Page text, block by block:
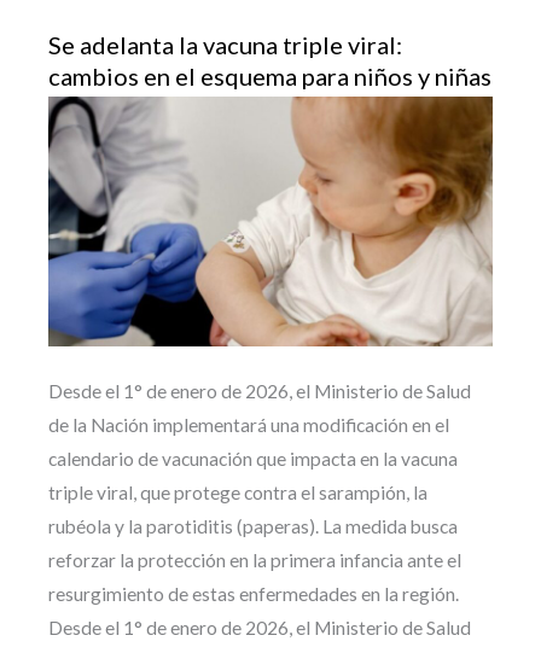
Se adelanta la vacuna triple viral:
cambios en el esquema para niños y niñas
Desde el 1° de enero de 2026, el Ministerio de Salud
de la Nación implementará una modificación en el
calendario de vacunación que impacta en la vacuna
triple viral, que protege contra el sarampión, la
rubéola y la parotiditis (paperas). La medida busca
reforzar la protección en la primera infancia ante el
resurgimiento de estas enfermedades en la región.
Desde el 1° de enero de 2026, el Ministerio de Salud